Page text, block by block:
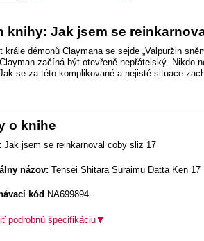
knihy: Jak jsem se
krále démonů Claymana se sejde „Valpuržin
začíná být otevřeně nepřátelský. Nikdo
se za této komplikované a nejisté situace
o knihe
Jak jsem se reinkarnoval coby sliz 17
názov: Tensei Shitara Suraimu Datta Ken 17
kód NA699894
podrobnú špecifikáciu